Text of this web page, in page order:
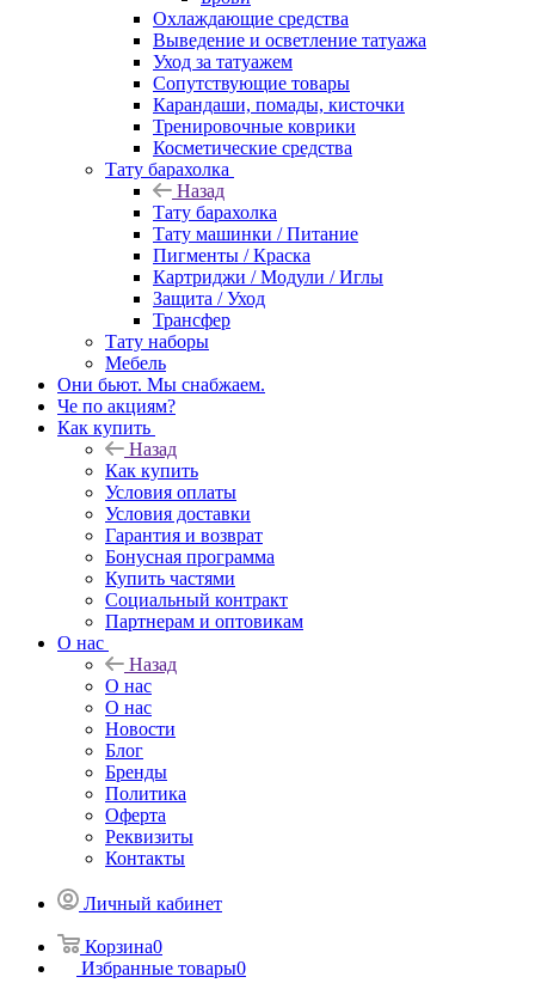
Охлаждающие средства
Выведение и осветление татуажа
Уход за татуажем
Сопутствующие товары
Карандаши, помады, кисточки
Тренировочные коврики
Косметические средства
Тату барахолка
Назад
Тату барахолка
Тату машинки / Питание
Пигменты / Краска
Картриджи / Модули / Иглы
Защита / Уход
Трансфер
Тату наборы
Мебель
Они бьют. Мы снабжаем.
Че по акциям?
Как купить
Назад
Как купить
Условия оплаты
Условия доставки
Гарантия и возврат
Бонусная программа
Купить частями
Социальный контракт
Партнерам и оптовикам
О нас
Назад
О нас
О нас
Новости
Блог
Бренды
Политика
Оферта
Реквизиты
Контакты
Личный кабинет
Корзина0
Избранные товары0